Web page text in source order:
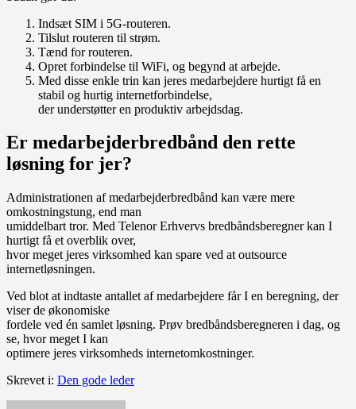
Indsæt SIM i 5G-routeren.
Tilslut routeren til strøm.
Tænd for routeren.
Opret forbindelse til WiFi, og begynd at arbejde.
Med disse enkle trin kan jeres medarbejdere hurtigt få en
stabil og hurtig internetforbindelse,
der understøtter en produktiv arbejdsdag.
Er medarbejderbredbånd den rette
løsning for jer?
Administrationen af medarbejderbredbånd kan være mere
omkostningstung, end man
umiddelbart tror. Med Telenor Erhvervs bredbåndsberegner kan I
hurtigt få et overblik over,
hvor meget jeres virksomhed kan spare ved at outsource
internetløsningen.
Ved blot at indtaste antallet af medarbejdere får I en beregning, der
viser de økonomiske
fordele ved én samlet løsning. Prøv bredbåndsberegneren i dag, og
se, hvor meget I kan
optimere jeres virksomheds internetomkostninger.
Skrevet i: Den gode leder